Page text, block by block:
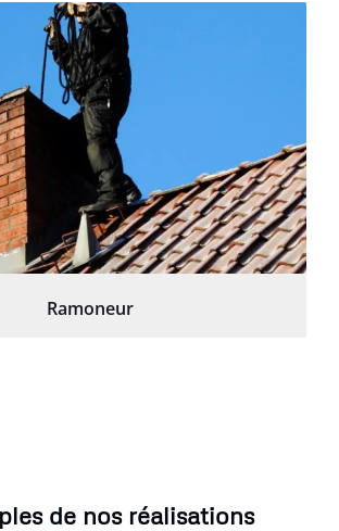
Ramoneur
de nos réalisations